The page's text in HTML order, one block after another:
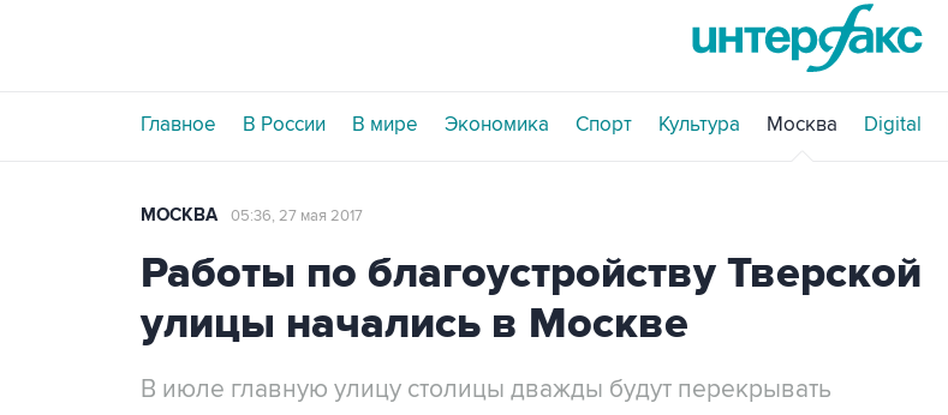
Главное В России В мире Экономика Спорт Культура Москва Digital
МОСКВА 05:36, 27 мая 2017
Работы по благоустройству Тверской
улицы начались в Москве
В июле главную улицу столицы дважды будут перекрывать